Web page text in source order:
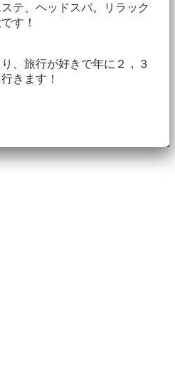
テ、ヘッドスパ。リラック
す！
、旅行が好きで年に２，３
きます！